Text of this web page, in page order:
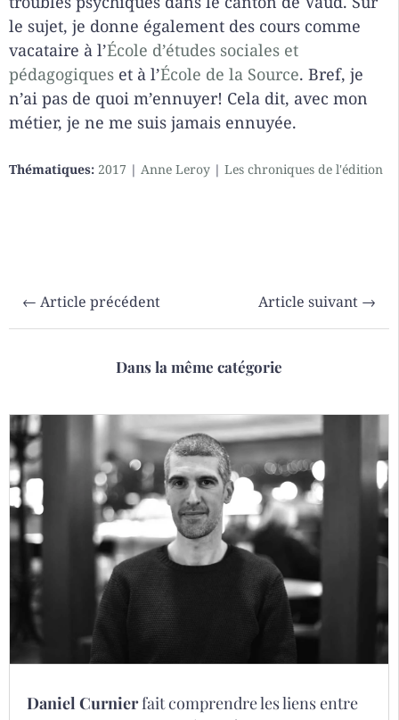
le sujet, je donne également des cours comme
vacataire à l’École d’études sociales et
pédagogiques et à l’École de la Source. Bref, je
n’ai pas de quoi m’ennuyer! Cela dit, avec mon
métier, je ne me suis jamais ennuyée.
Thématiques: 2017 | Anne Leroy | Les chroniques de l'édition
← Article précédent Article suivant →
Dans la même catégorie
Daniel Curnierfait comprendre les liens entre